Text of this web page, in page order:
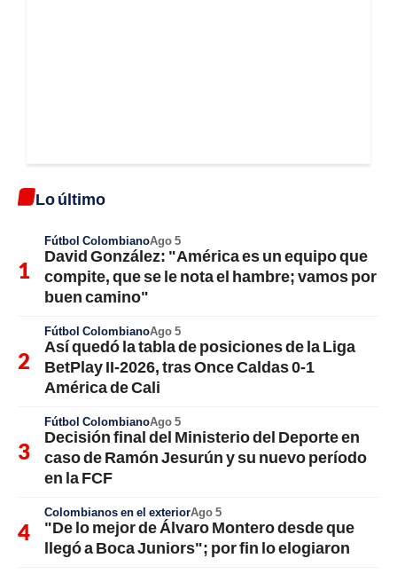
Lo último
Fútbol ColombianoAgo 5
David González: "América es un equipo que
compite, que se le nota el hambre; vamos por
buen camino"
Fútbol ColombianoAgo 5
Así quedó la tabla de posiciones de la Liga
BetPlay II-2026, tras Once Caldas 0-1
América de Cali
Fútbol ColombianoAgo 5
Decisión final del Ministerio del Deporte en
caso de Ramón Jesurún y su nuevo período
en la FCF
Colombianos en el exteriorAgo 5
"De lo mejor de Álvaro Montero desde que
llegó a Boca Juniors"; por fin lo elogiaron